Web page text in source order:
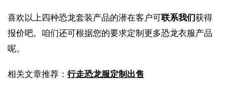
喜欢以上四种恐龙套装产品的潜在客户可联系我们获得
报价吧。咱们还可根据您的要求定制更多恐龙衣服产品
呢。
相关文章推荐： 行走恐龙服定制出售